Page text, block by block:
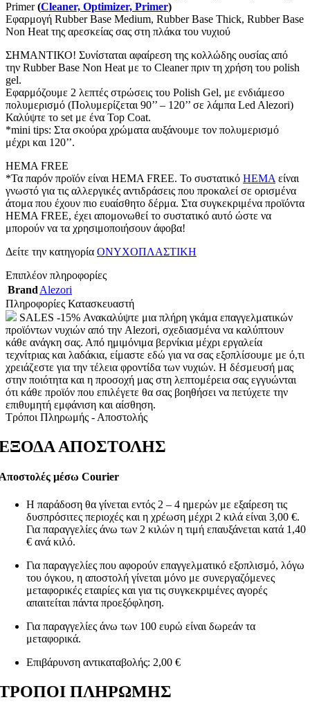
Primer(Cleaner, Optimizer, Primer)
Εφαρμογή Rubber Base Medium, Rubber Base Thick, Rubber Base
Non Heat της αρεσκείας σας στη πλάκα του νυχιού
ΣΗΜΑΝΤΙΚΟ! Συνίσταται αφαίρεση της κολλώδης ουσίας από
την Rubber Base Non Heat με το Cleaner πριν τη χρήση του polish
gel.
Εφαρμόζουμε 2 λεπτές στρώσεις του Polish Gel, με ενδιάμεσο
πολυμερισμό (Πολυμερίζεται 90’’ – 120’’ σε λάμπα Led Alezori)
Καλύψτε το set με ένα Top Coat.
*mini tips: Στα σκούρα χρώματα αυξάνουμε τον πολυμερισμό
μέχρι και 120’’.
HEMA FREE
*Τα παρόν προϊόν είναι HEMA FREE. Το συστατικό HEMA είναι
γνωστό για τις αλλεργικές αντιδράσεις που προκαλεί σε ορισμένα
άτομα που έχουν πιο ευαίσθητο δέρμα. Στα συγκεκριμένα προϊόντα
HEMA FREE, έχει απομονωθεί το συστατικό αυτό ώστε να
μπορούν να τα χρησιμοποιήσουν άφοβα!
Δείτε την κατηγορία ΟΝΥΧΟΠΛΑΣΤΙΚΗ
Επιπλέον πληροφορίες
Brand Alezori
Πληροφορίες Κατασκευαστή
SALES -15% Ανακαλύψτε μια πλήρη γκάμα επαγγελματικών
προϊόντων νυχιών από την Alezori, σχεδιασμένα να καλύπτουν
κάθε ανάγκη σας. Από ημιμόνιμα βερνίκια μέχρι εργαλεία
τεχνίτριας και λαδάκια, είμαστε εδώ για να σας εξοπλίσουμε με ό,τι
χρειάζεστε για την τέλεια φροντίδα των νυχιών. Η δέσμευσή μας
στην ποιότητα και η προσοχή μας στη λεπτομέρεια σας εγγυώνται
ότι κάθε προϊόν που επιλέγετε θα σας βοηθήσει να πετύχετε την
επιθυμητή εμφάνιση και αίσθηση.
Τρόποι Πληρωμής - Αποστολής
ΑΠΟΣΤΟΛΗΣ
μέσω Courier
Η παράδοση θα γίνεται εντός 2 – 4 ημερών με εξαίρεση τις
δυσπρόσιτες περιοχές και η χρέωση μέχρι 2 κιλά είναι 3,00 €.
Για παραγγελίες άνω των 2 κιλών η τιμή επαυξάνεται κατά 1,40
€ ανά κιλό.
Για παραγγελίες που αφορούν επαγγελματικό εξοπλισμό, λόγω
του όγκου, η αποστολή γίνεται μόνο με συνεργαζόμενες
μεταφορικές εταιρίες και για τις συγκεκριμένες αγορές
απαιτείται πάντα προεξόφληση.
Για παραγγελίες άνω των 100 ευρώ είναι δωρεάν τα
μεταφορικά.
Επιβάρυνση αντικαταβολής: 2,00 €
ΠΛΗΡΩΜΗΣ